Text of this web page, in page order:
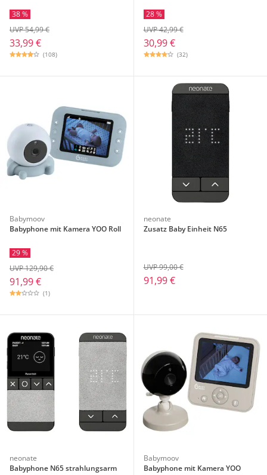
38 %
33,99 €
UVP 54,99 €
(108)
28 %
30,99 €
UVP 42,99 €
(32)
Babymoov
Babyphone mit Kamera YOO Roll
29 %
91,99 €
UVP 129,90 €
(1)
neonate
Zusatz Baby Einheit N65
91,99 €
UVP 99,00 €
neonate
Babyphone N65 strahlungsarm
Babymoov
Babyphone mit Kamera YOO